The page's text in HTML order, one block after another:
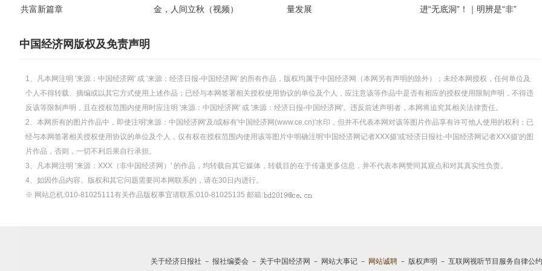
共富新篇章
金，人间立秋（视频）
量发展
进“无底洞”！｜明辨是“非”
中国经济网版权及免责声明
1、凡本网注明 '来源：中国经济网' 或 '来源：经济日报-中国经济网' 的所有作品，版权均属于中国经济网（本网另有声明的除外）；未经本网授权，任何单位及
个人不得转载、摘编或以其它方式使用上述作品；已经与本网签署相关授权使用协议的单位及个人，应注意该等作品中是否有相应的授权使用限制声明，不得违
反该等限制声明，且在授权范围内使用时应注明 '来源：中国经济网' 或 '来源：经济日报-中国经济网'。违反前述声明者，本网将追究其相关法律责任。
2、本网所有的图片作品中，即使注明'来源：中国经济网'及/或标有'中国经济网(www.ce.cn)'水印，但并不代表本网对该等图片作品享有许可他人使用的权利；已
经与本网签署相关授权使用协议的单位及个人，仅有权在授权范围内使用该等图片中明确注明'中国经济网记者XXX摄'或'经济日报社-中国经济网记者XXX摄'的图
片作品，否则，一切不利后果自行承担。
3、凡本网注明 '来源：XXX（非中国经济网）' 的作品，均转载自其它媒体，转载目的在于传递更多信息，并不代表本网赞同其观点和对其真实性负责。
4、如因作品内容、版权和其它问题需要同本网联系的，请在30日内进行。
※ 网站总机:010-81025111有关作品版权事宜请联系:010-81025135 邮箱:
关于经济日报社 － 报社编委会 － 关于中国经济网 － 网站大事记 － 网站诚聘 － 版权声明 － 互联网视听节目服务自律公约